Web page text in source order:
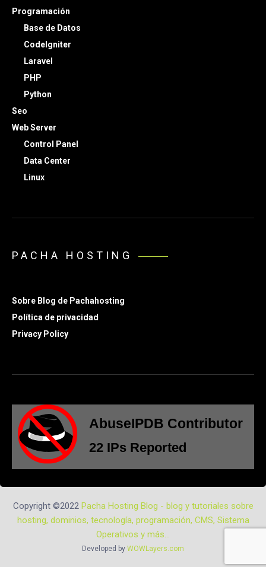
Programación
Base de Datos
CodeIgniter
Laravel
PHP
Python
Seo
Web Server
Control Panel
Data Center
Linux
PACHA HOSTING
Sobre Blog de Pachahosting
Política de privacidad
Privacy Policy
Copyright ©2022 Pacha Hosting Blog - blog y tutoriales sobre
hosting, dominios, tecnología, programación, CMS, Sistema
Operativos y más...
Developed by WOWLayers.com